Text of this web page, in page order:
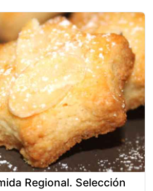
Regional. Selección